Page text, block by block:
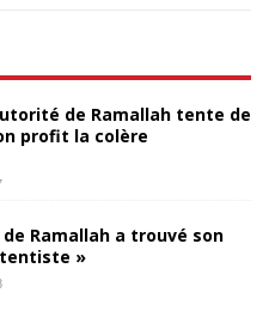
de Ramallah tente de
profit la colère
de Ramallah a trouvé son
»